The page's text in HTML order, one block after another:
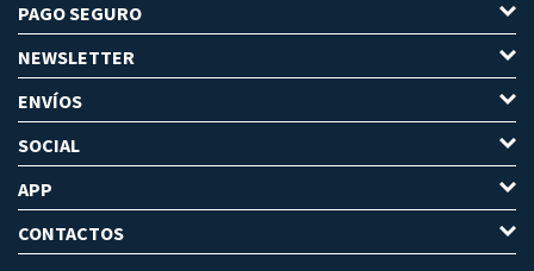
PAGO SEGURO
NEWSLETTER
ENVÍOS
SOCIAL
APP
CONTACTOS